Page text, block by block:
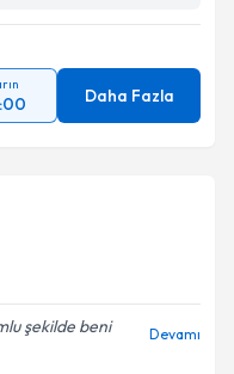
Daha Fazla
şekilde beni
Devamı